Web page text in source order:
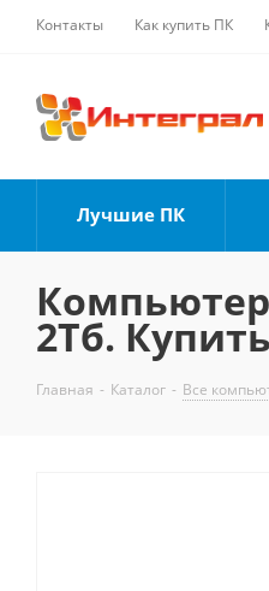
Контакты Как купить ПК
Лучшие ПК
Компьютер
2Тб.
Главная - Каталог - Все